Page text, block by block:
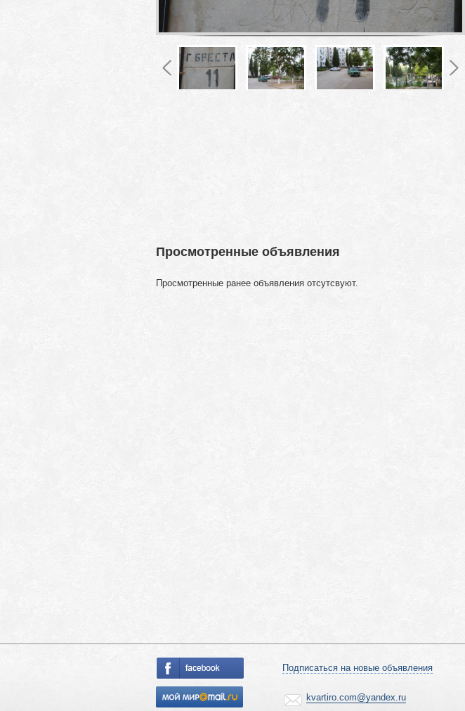
Просмотренные объявления
Просмотренные ранее объявления отсутсвуют.
Подписаться на новые объявления
kvartiro.com@yandex.ru